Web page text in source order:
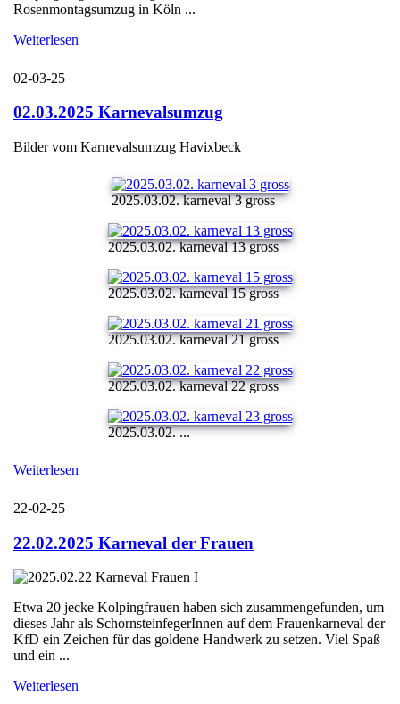
Rosenmontagsumzug in Köln ...
Weiterlesen
02-03-25
02.03.2025 Karnevalsumzug
Bilder vom Karnevalsumzug Havixbeck
2025.03.02. karneval 3 gross
2025.03.02. karneval 13 gross
2025.03.02. karneval 15 gross
2025.03.02. karneval 21 gross
2025.03.02. karneval 22 gross
2025.03.02. ...
Weiterlesen
22-02-25
22.02.2025 Karneval der Frauen
Etwa 20 jecke Kolpingfrauen haben sich zusammengefunden, um
dieses Jahr als SchornsteinfegerInnen auf dem Frauenkarneval der
KfD ein Zeichen für das goldene Handwerk zu setzen. Viel Spaß
und ein ...
Weiterlesen